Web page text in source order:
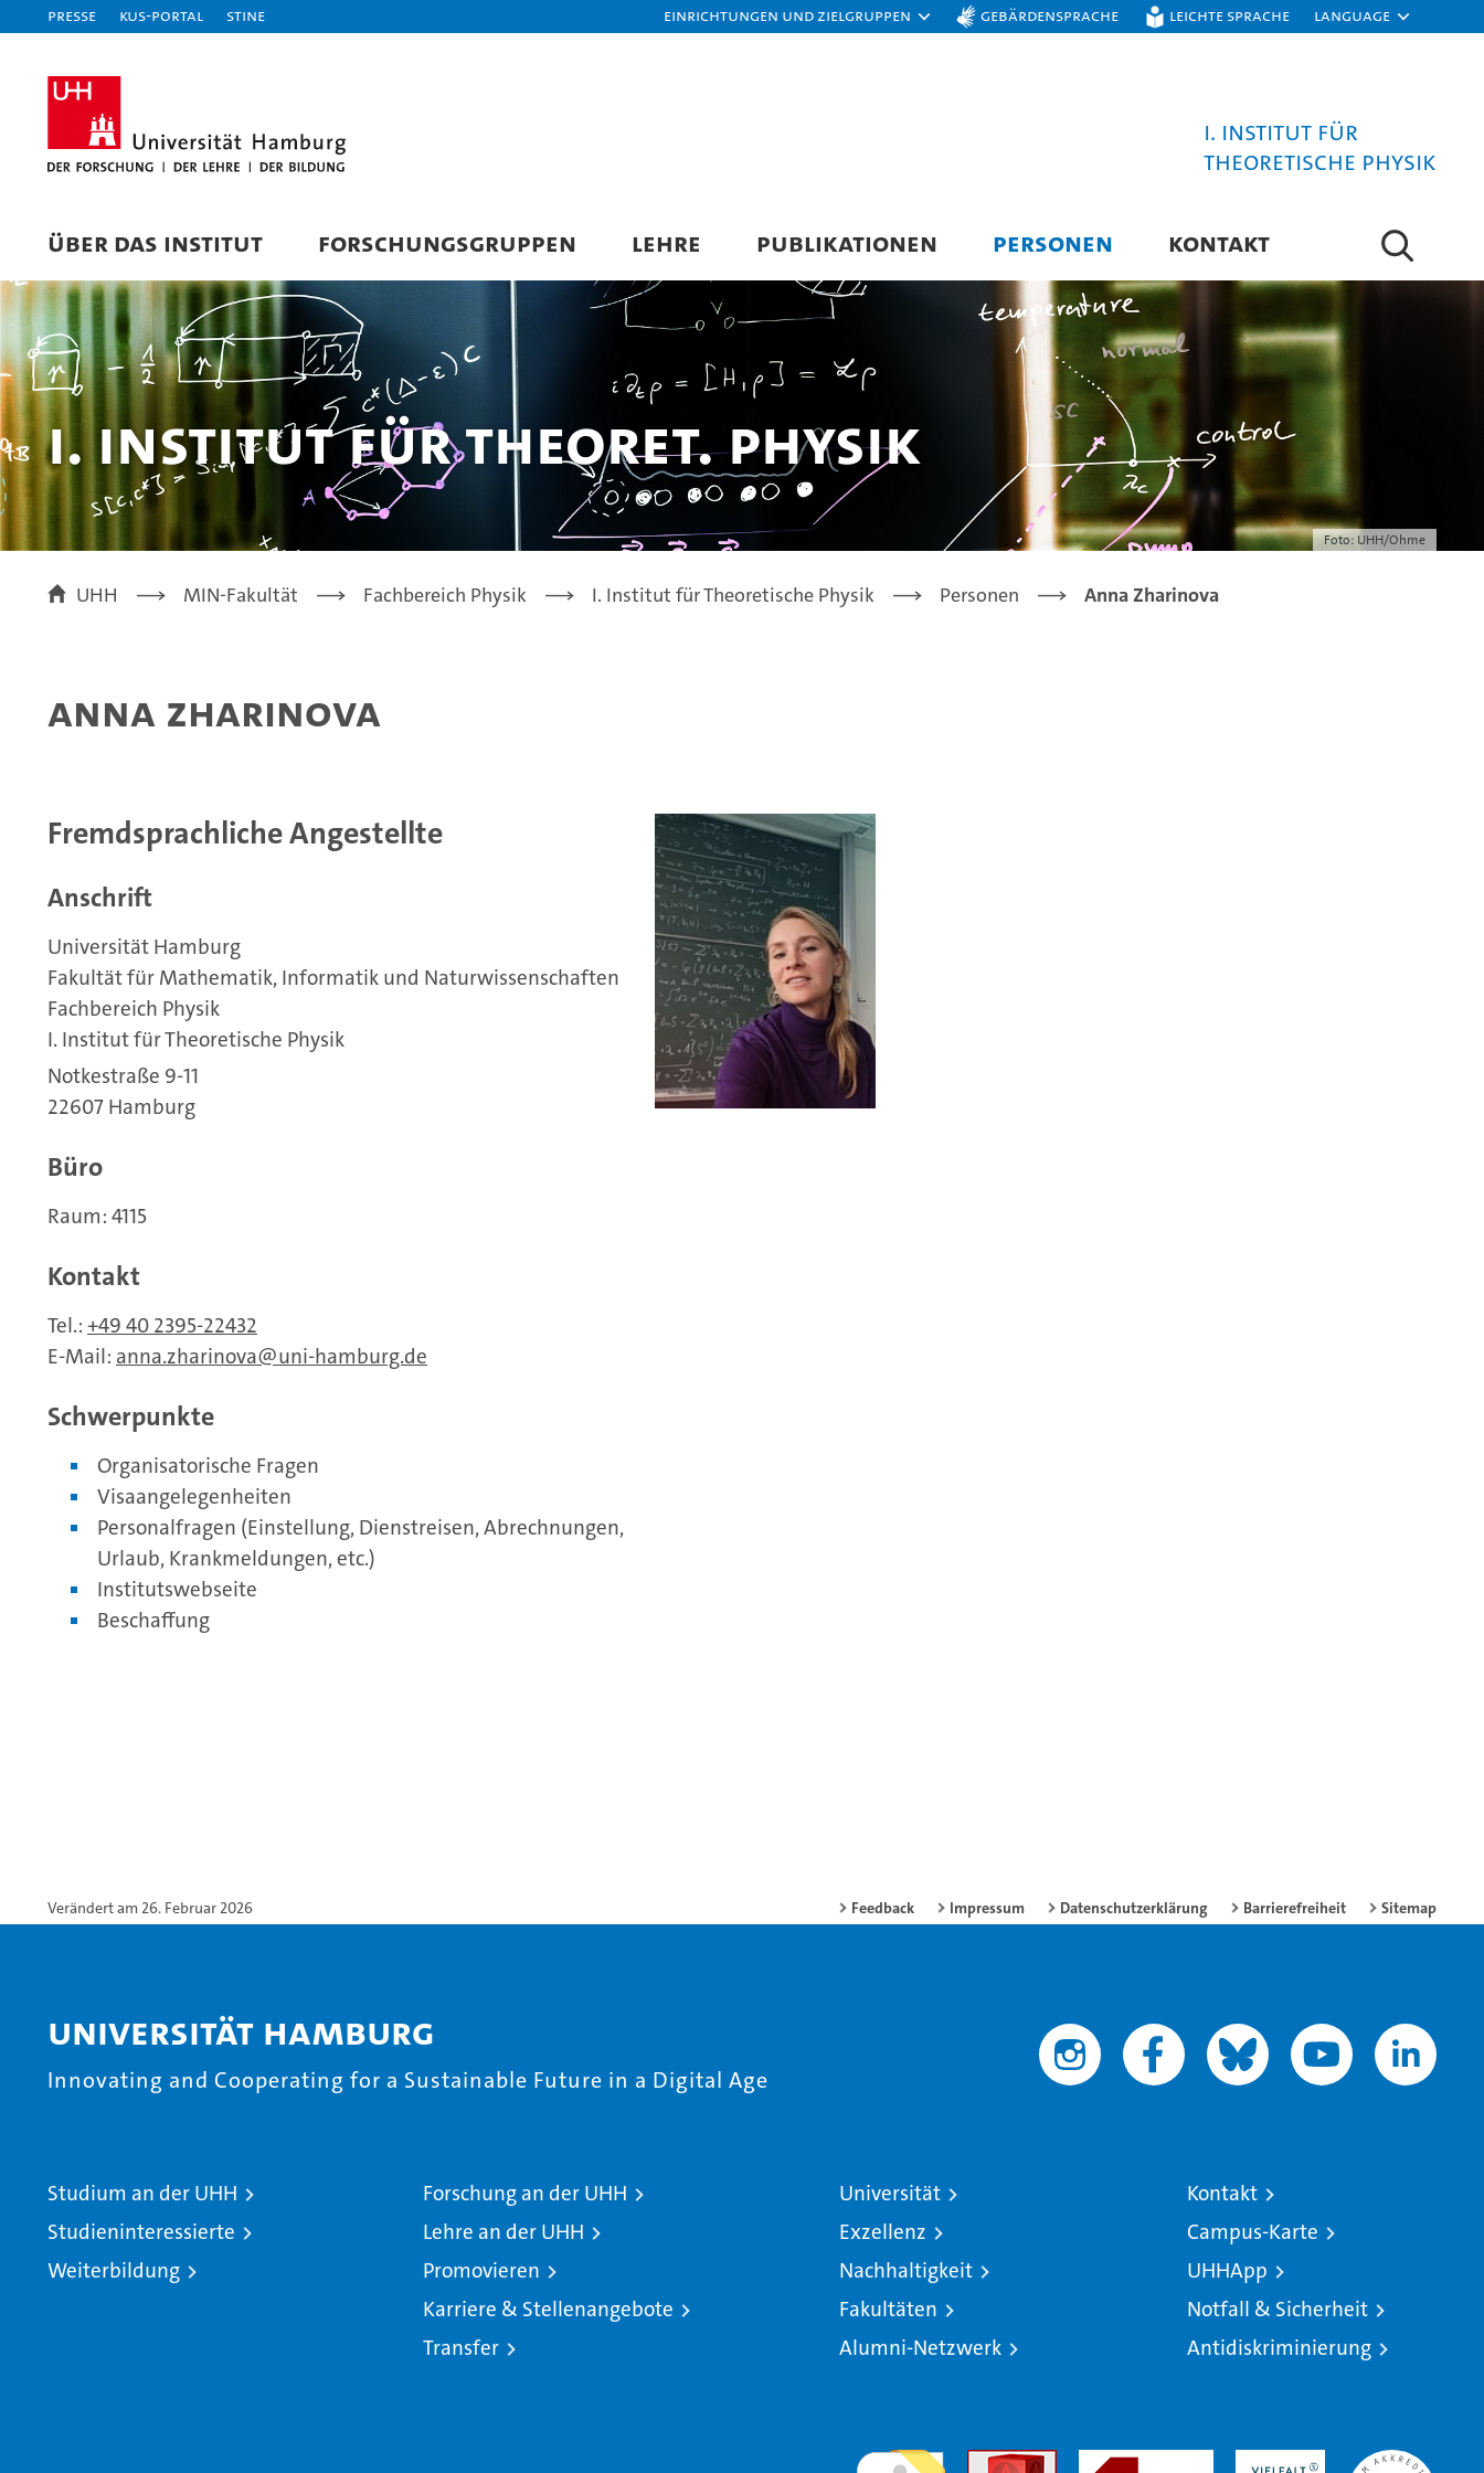
Presse KUS-Portal STiNE Einrichtungen und Zielgruppen Gebärdensprache Leichte Sprache Language
I. Institut für
Theoretische Physik
ÜBER DAS INSTITUT FORSCHUNGSGRUPPEN LEHRE PUBLIKATIONEN PERSONEN KONTAKT
Foto: UHH/Ohme
I. Institut für Theoret. Physik
UHH MIN-Fakultät Fachbereich Physik I. Institut für Theoretische Physik Personen Anna Zharinova
Anna Zharinova
Fremdsprachliche Angestellte
Anschrift
Universität Hamburg
Fakultät für Mathematik, Informatik und Naturwissenschaften
Fachbereich Physik
I. Institut für Theoretische Physik
Notkestraße 9-11
22607 Hamburg
Büro
Raum: 4115
Kontakt
Tel.: +49 40 2395-22432
E-Mail: anna.zharinova uni-hamburg.de
Schwerpunkte
Organisatorische Fragen
Visaangelegenheiten
Personalfragen (Einstellung, Dienstreisen, Abrechnungen,
Urlaub, Krankmeldungen, etc.)
Institutswebseite
Beschaffung
Verändert am 26. Februar 2026 Feedback Impressum Datenschutzerklärung Barrierefreiheit Sitemap
Universität Hamburg
Innovating and Cooperating for a Sustainable Future in a Digital Age
Studium an der UHH
Studieninteressierte
Weiterbildung
Forschung an der UHH
Lehre an der UHH
Promovieren
Karriere & Stellenangebote
Transfer
Universität
Exzellenz
Nachhaltigkeit
Fakultäten
Alumni-Netzwerk
Kontakt
Campus-Karte
UHHApp
Notfall & Sicherheit
Antidiskriminierung